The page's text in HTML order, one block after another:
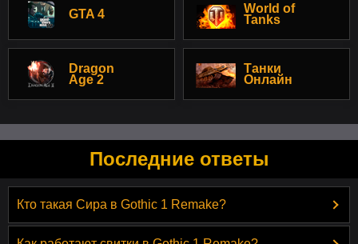
GTA 4
World of
Tanks
Dragon
Age 2
Танки
Онлайн
Последние ответы
Кто такая Сира в Gothic 1 Remake?